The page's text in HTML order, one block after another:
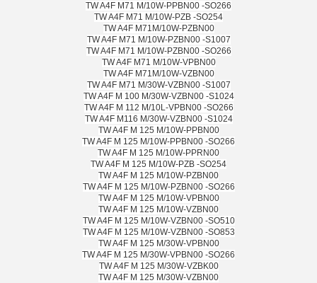
TW A4F M71 M/10W-PPBN00 -SO266
TW A4F M71 M/10W-PZB -SO254
TW A4F M71M/10W-PZBN00
TW A4F M71 M/10W-PZBN00 -S1007
TW A4F M71 M/10W-PZBN00 -SO266
TW A4F M71 M/10W-VPBN00
TW A4F M71M/10W-VZBN00
TW A4F M71 M/30W-VZBN00 -S1007
TW A4F M 100 M/30W-VZBN00 -S1024
TW A4F M 112 M/10L-VPBN00 -SO266
TW A4F M116 M/30W-VZBN00 -S1024
TW A4F M 125 M/10W-PPBN00
TW A4F M 125 M/10W-PPBN00 -SO266
TW A4F M 125 M/10W-PPRN00
TW A4F M 125 M/10W-PZB -SO254
TW A4F M 125 M/10W-PZBN00
TW A4F M 125 M/10W-PZBN00 -SO266
TW A4F M 125 M/10W-VPBN00
TW A4F M 125 M/10W-VZBN00
TW A4F M 125 M/10W-VZBN00 -SO510
TW A4F M 125 M/10W-VZBN00 -SO853
TW A4F M 125 M/30W-VPBN00
TW A4F M 125 M/30W-VPBN00 -SO266
TW A4F M 125 M/30W-VZBK00
TW A4F M 125 M/30W-VZBN00